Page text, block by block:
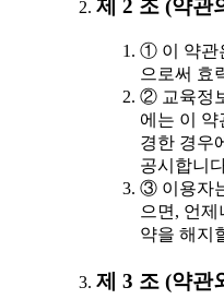
제 2 조 (약관
① 이 약관
으로써 효
② 교육정
에는 이 약
경한 경우
공시합니
③ 이용자
으면, 언제
약을 해지
제 3 조 (약관